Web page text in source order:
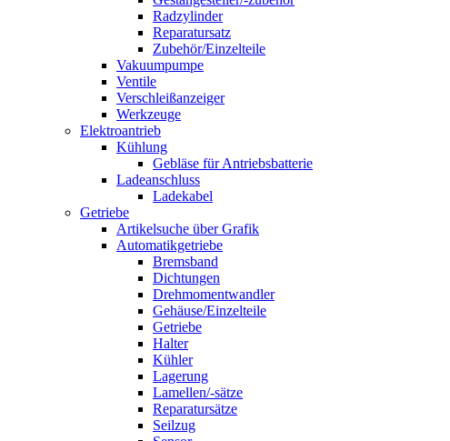
Radzylinder
Reparatursatz
Zubehör/Einzelteile
Vakuumpumpe
Ventile
Verschleißanzeiger
Werkzeuge
Elektroantrieb
Kühlung
Gebläse für Antriebsbatterie
Ladeanschluss
Ladekabel
Getriebe
Artikelsuche über Grafik
Automatikgetriebe
Bremsband
Dichtungen
Drehmomentwandler
Gehäuse/Einzelteile
Getriebe
Halter
Kühler
Lagerung
Lamellen/-sätze
Reparatursätze
Seilzug